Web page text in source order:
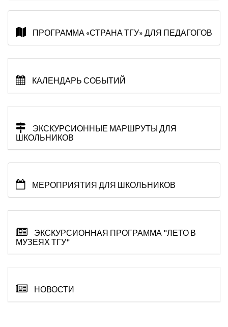
ПРОГРАММА «СТРАНА ТГУ» ДЛЯ ПЕДАГОГОВ
КАЛЕНДАРЬ СОБЫТИЙ
ЭКСКУРСИОННЫЕ МАРШРУТЫ ДЛЯ
ШКОЛЬНИКОВ
МЕРОПРИЯТИЯ ДЛЯ ШКОЛЬНИКОВ
ЭКСКУРСИОННАЯ ПРОГРАММА "ЛЕТО В
МУЗЕЯХ ТГУ"
НОВОСТИ